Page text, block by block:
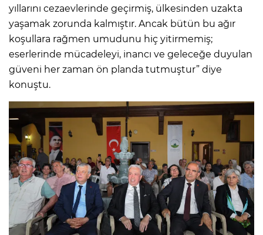
yıllarını cezaevlerinde geçirmiş, ülkesinden uzakta
yaşamak zorunda kalmıştır. Ancak bütün bu ağır
koşullara rağmen umudunu hiç yitirmemiş;
eserlerinde mücadeleyi, inancı ve geleceğe duyulan
güveni her zaman ön planda tutmuştur” diye
konuştu.